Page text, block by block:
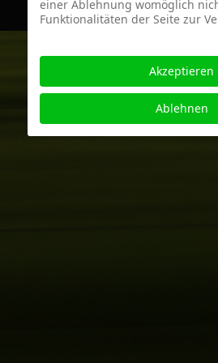
einer Ablehnung womöglich
Funktionalitäten der Seite zur
Akzeptieren
Ablehnen